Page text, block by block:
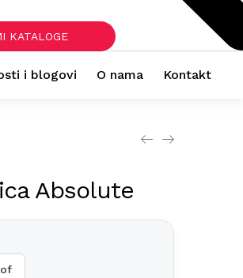
KATALOGE
i blogovi O nama Kontakt
Absolute